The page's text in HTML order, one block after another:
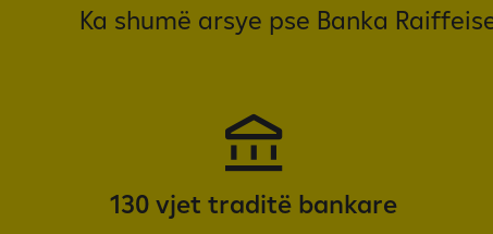
Ka shumë arsye pse Banka
130 vjet traditë bankare